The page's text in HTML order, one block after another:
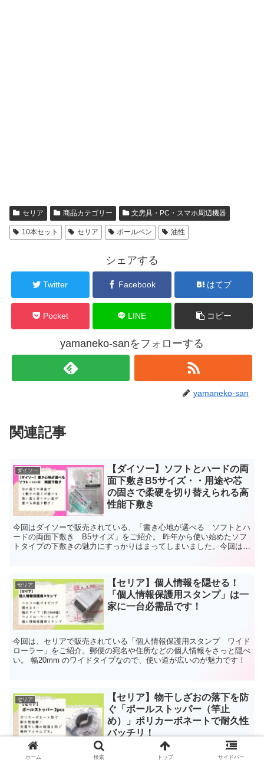
セリア 商品カテゴリー 文房具・PC・スマホ周辺機器
10本セット セリア ボールペン 油性
シェアする
Twitter Facebook はてブ
Pocket LINE コピー
yamaneko-sanをフォローする
yamaneko-san
関連記事
ダイソー
【ダイソー】ソフトとハードの両
面下敷きB5サイズ・・用途や芯
の固さで柔硬を切り替えられる高
性能下敷き
今回はダイソーで販売されている、「書き心地が選べる ソフトとハ
ードの両面下敷き B5サイズ」をご紹介。 昨年から使い始めたソフ
トタイプの下敷きの魅力にすっかりはまってしまいました。今回は、
セリア
【セリア】個人情報を隠せる！
「個人情報保護用スタンプ」は一
家に一台必需品です！
今回は、セリアで販売されている「個人情報保護用スタンプ ワイド
ローラー」をご紹介。郵便の宛名や住所などの個人情報をさっと隠ぺ
い。 幅20mm のワイドタイプなので、使い道が広いのが魅力です！
セリア
【セリア】物干しざおの落下を防
ぐ「ポールストッパー（竿止
め）」ポリカーボネートで耐久性
バッチリ！
今回は、セリアで販売されている「ポリカーボネート ポールストッ
ホーム 検索 トップ サイドバー